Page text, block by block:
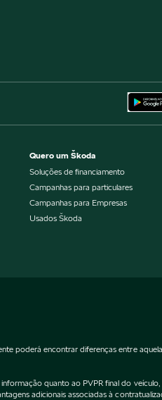
Quero um Škoda
Soluções de financiamento
Campanhas para particulares
Campanhas para Empresas
Usados Škoda
poderá encontrar diferenças entre
quanto ao PVPR final do
adicionais associadas à